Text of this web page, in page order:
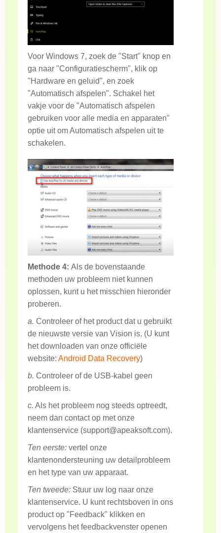
Voor Windows 7, zoek de "Start" knop en
ga naar "Configuratiescherm", klik op
"Hardware en geluid", en zoek
"Automatisch afspelen". Schakel het
vakje voor de "Automatisch afspelen
gebruiken voor alle media en apparaten"
optie uit om Automatisch afspelen uit te
schakelen.
Methode 4: Als de bovenstaande
methoden uw probleem niet kunnen
oplossen, kunt u het misschien hieronder
proberen.
a. Controleer of het product dat u gebruikt
de nieuwste versie van Vision is. (U kunt
het downloaden van onze officiële
website: Android Data Recovery)
b. Controleer of de USB-kabel geen
probleem is.
c. Als het probleem nog steeds optreedt,
neem dan contact op met onze
klantenservice (support@apeaksoft.com).
Ten eerste: vertel onze
klantenondersteuning uw detailprobleem
en het type van uw apparaat.
Ten tweede: Stuur uw log naar onze
klantenservice. U kunt rechtsboven in ons
product op "Feedback" klikken en
vervolgens het feedbackvenster openen